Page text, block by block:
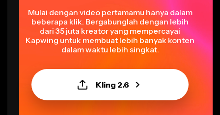
Mulai dengan video pertamamu hanya dalam
beberapa klik. Bergabunglah dengan lebih
dari 35 juta kreator yang mempercayai
Kapwing untuk membuat lebih banyak konten
dalam waktu lebih singkat.
Kling 2.6